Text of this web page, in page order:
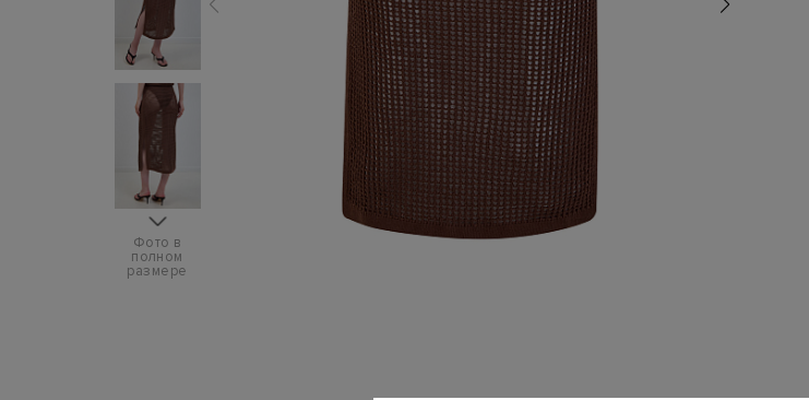
Фото в
полном
размере